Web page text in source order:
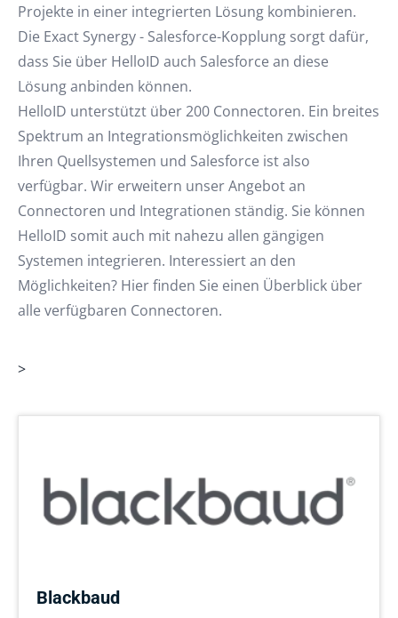
Projekte in einer integrierten Lösung kombinieren.
Die Exact Synergy - Salesforce-Kopplung sorgt dafür,
dass Sie über HelloID auch Salesforce an diese
Lösung anbinden können.
HelloID unterstützt über 200 Connectoren. Ein breites
Spektrum an Integrationsmöglichkeiten zwischen
Ihren Quellsystemen und Salesforce ist also
verfügbar. Wir erweitern unser Angebot an
Connectoren und Integrationen ständig. Sie können
HelloID somit auch mit nahezu allen gängigen
Systemen integrieren. Interessiert an den
Möglichkeiten? Hier finden Sie einen Überblick über
alle verfügbaren Connectoren.
>
Blackbaud